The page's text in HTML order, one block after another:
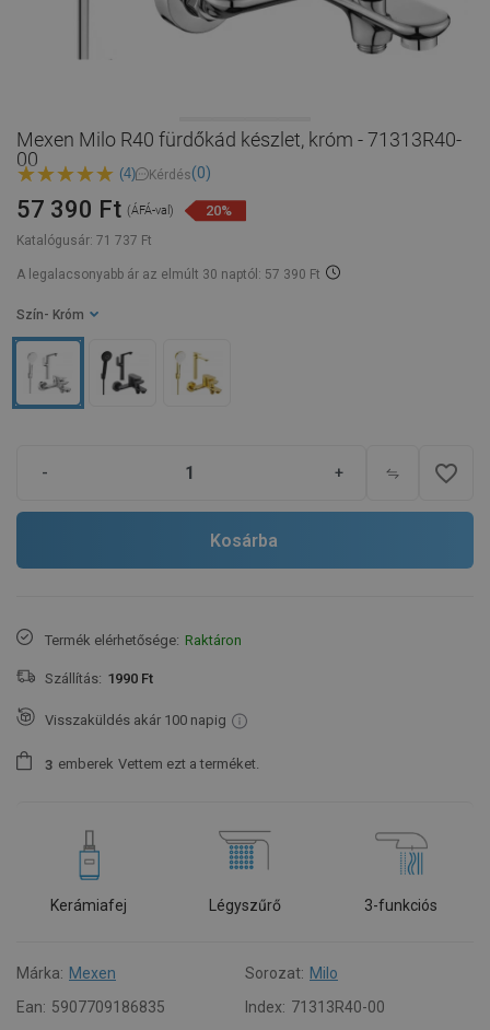
Mexen Milo R40 fürdőkád készlet, króm - 71313R40-
00
(4) Kérdés(0)
Katalógusár: 71 737 Ft
57 390 Ft (ÁFÁ-val) 20%
A legalacsonyabb ár az elmúlt 30 naptól: 57 390 Ft
Szín - Króm
- + favorite_border
Kosárba
Termék elérhetősége: Raktáron
Szállítás: 1990 Ft
Visszaküldés akár 100 napig
3 emberek Vettem ezt a terméket.
Kerámiafej Légyszűrő 3-funkciós
Márka: Mexen Sorozat: Milo
Ean: 5907709186835 Index: 71313R40-00